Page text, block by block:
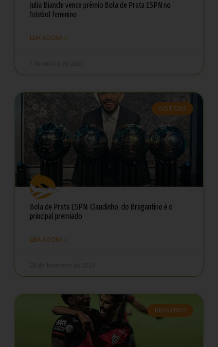
Julia Bianchi vence prêmio Bola de Prata ESPN no
futebol feminino
LEIA AGORA »
NOTÍCIAS
Bola de Prata ESPN: Claudinho, do Bragantino é o
principal premiado
LEIA AGORA »
BRASILEIRO